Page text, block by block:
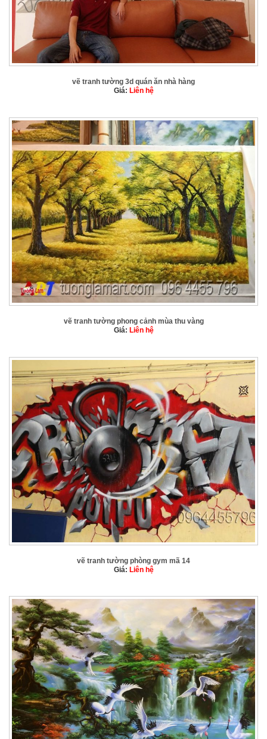
vẽ tranh tường 3d quán ăn nhà hàng
Giá: Liên hệ
vẽ tranh tường phong cảnh mùa thu vàng
Giá: Liên hệ
vẽ tranh tường phòng gym mã 14
Giá: Liên hệ